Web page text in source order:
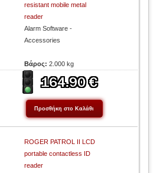
resistant mobile metal
reader
Alarm Software -
Accessories
Βάρος:2.000 kg
ROGER PATROL II LCD
portable contactless ID
reader